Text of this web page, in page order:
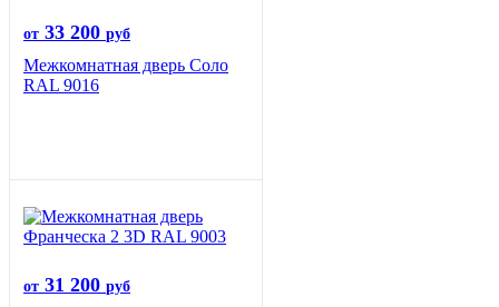
от 33 200 руб
Межкомнатная дверь Соло
RAL 9016
от 31 200 руб